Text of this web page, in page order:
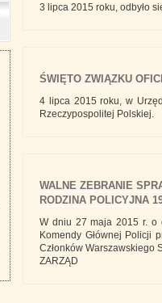
3 lipca 2015 roku, odbyło
ŚWIĘTO ZWIĄZKU
4 lipca 2015 roku, w
Rzeczypospolitej Polskiej.
WALNE ZEBRANIE
RODZINA POLICYJNA
W dniu 27 maja 2015 r. o
Komendy Głównej Policji
Członków Warszawskiego
ZARZĄD